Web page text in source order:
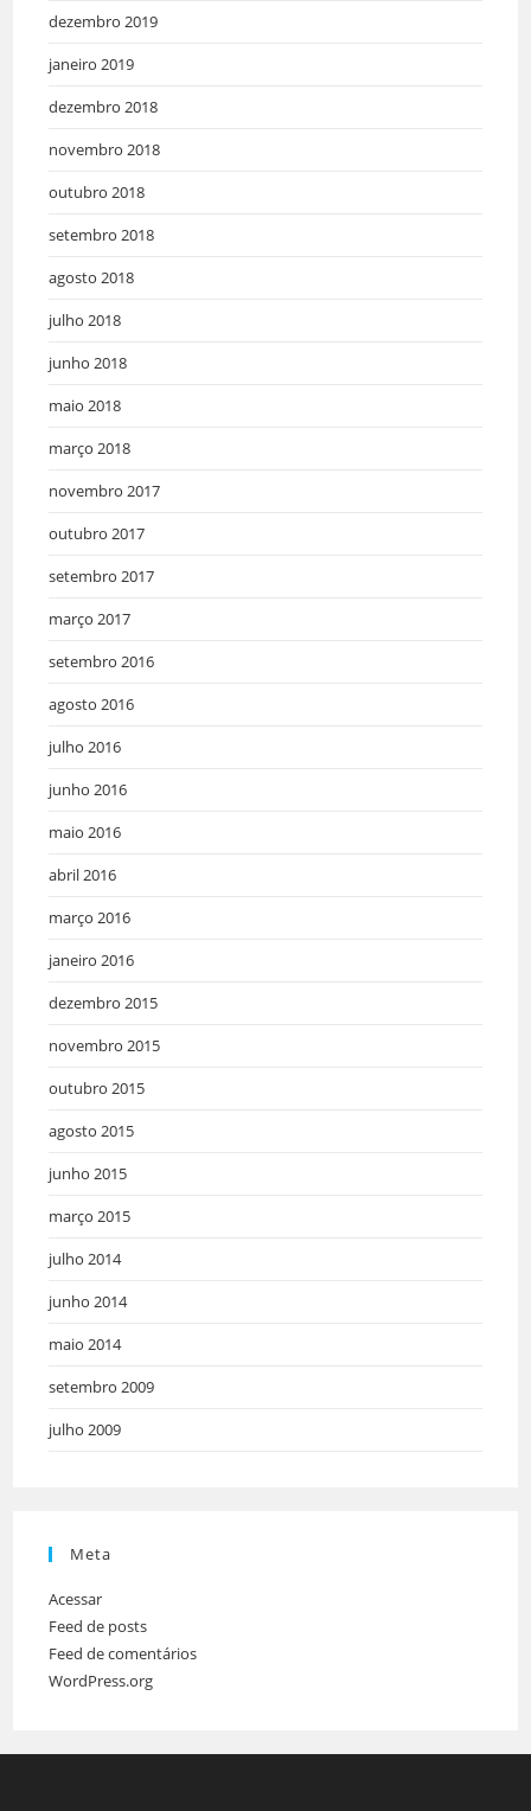
dezembro 2019
janeiro 2019
dezembro 2018
novembro 2018
outubro 2018
setembro 2018
agosto 2018
julho 2018
junho 2018
maio 2018
março 2018
novembro 2017
outubro 2017
setembro 2017
março 2017
setembro 2016
agosto 2016
julho 2016
junho 2016
maio 2016
abril 2016
março 2016
janeiro 2016
dezembro 2015
novembro 2015
outubro 2015
agosto 2015
junho 2015
março 2015
julho 2014
junho 2014
maio 2014
setembro 2009
julho 2009
Meta
Acessar
Feed de posts
Feed de comentários
WordPress.org